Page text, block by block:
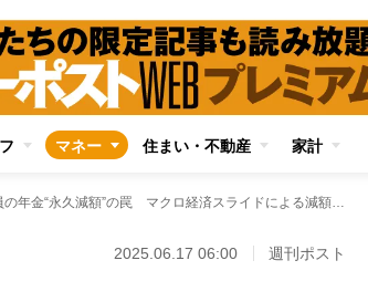
マネー 住まい・不動産 家計
【年金改正法案を徹底追及】会社員の年金“永久減額”の罠 マクロ経済スライドによる減額ルールがこっそり期間延長、20年で累計200万円カットのシナリオに現実味
2025.06.17 06:00 週刊ポスト